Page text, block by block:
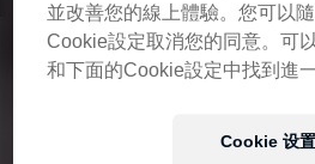
並改善您的線上體驗。您可以
Cookie設定取消您的同意。可
和下面的Cookie設定中找到進
Cookie 设置